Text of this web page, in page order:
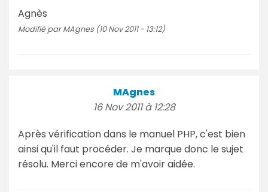
Agnès
Modifié par MAgnes (10 Nov 2011 - 13:12)
MAgnes
16 Nov 2011 à 12:28
Après vérification dans le manuel PHP, c'est bien
ainsi qu'il faut procéder. Je marque donc le sujet
résolu. Merci encore de m'avoir aidée.